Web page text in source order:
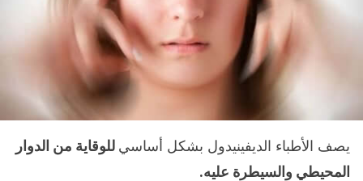
يصف الأطباء الديفينيدول بشكل أساسي للوقاية من الدوار
المحيطي والسيطرة عليه.